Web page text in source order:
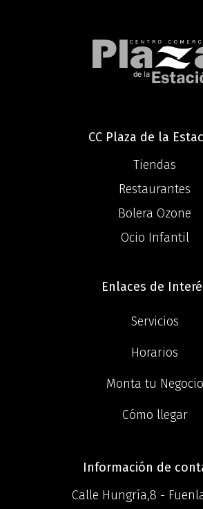
CC Plaza de la
Tiendas
Restaurantes
Bolera Ozone
Ocio Infantil
Enlaces de
Servicios
Horarios
Monta tu Negocio
Cómo llegar
Información de
Calle Hungría,8 -